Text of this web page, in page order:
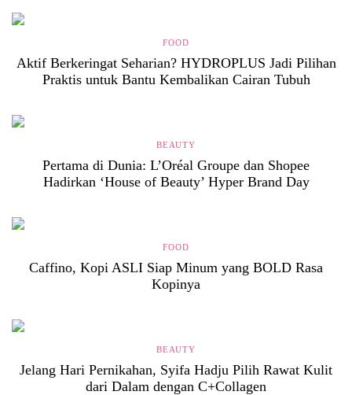
FOOD
Aktif Berkeringat Seharian? HYDROPLUS Jadi Pilihan
Praktis untuk Bantu Kembalikan Cairan Tubuh
BEAUTY
Pertama di Dunia: L’Oréal Groupe dan Shopee
Hadirkan ‘House of Beauty’ Hyper Brand Day
FOOD
Caffino, Kopi ASLI Siap Minum yang BOLD Rasa
Kopinya
BEAUTY
Jelang Hari Pernikahan, Syifa Hadju Pilih Rawat Kulit
dari Dalam dengan C+Collagen